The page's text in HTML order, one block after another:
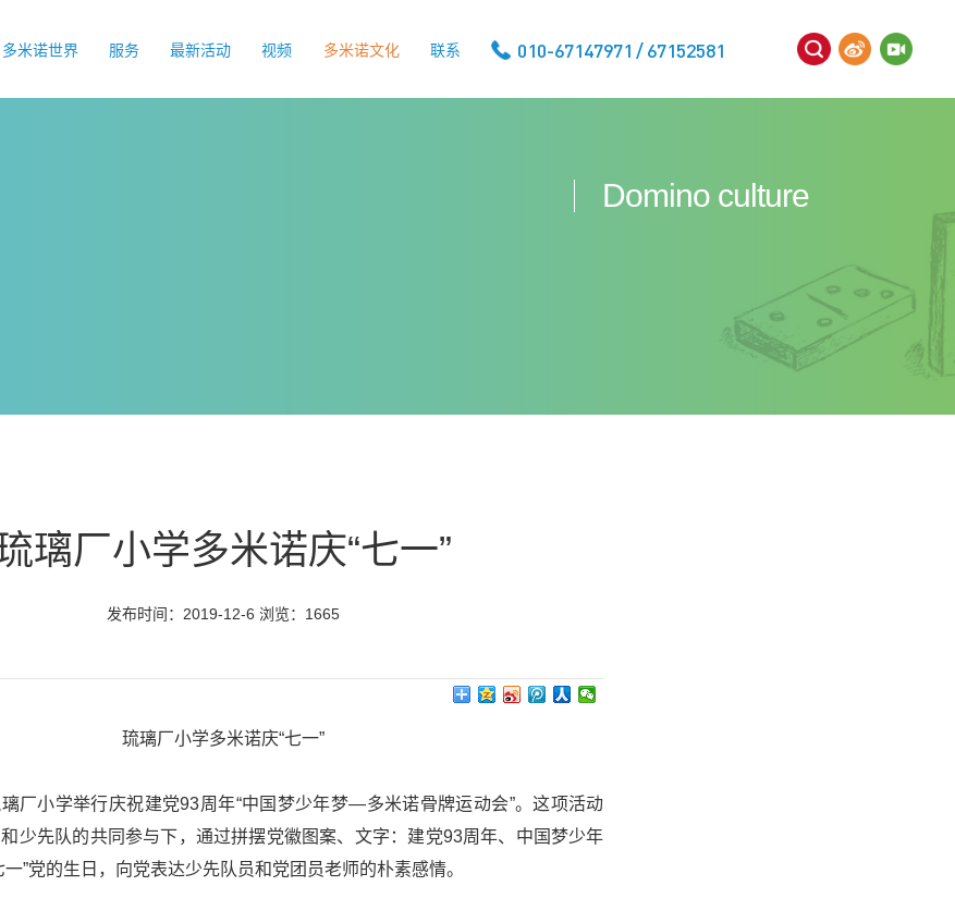
多米诺世界 服务 最新活动 视频 多米诺文化 联系 010-67147971 / 67152581
Domino culture
璃厂小学多米诺庆“七一”​
发布时间：2019-12-6 浏览：1665
琉璃厂小学多米诺庆“七一”
厂小学举行庆祝建党93周年“中国梦少年梦—多米诺骨牌运动会”。这项活动
少先队的共同参与下，通过拼摆党徽图案、文字：建党93周年、中国梦少年
”党的生日，向党表达少先队员和党团员老师的朴素感情。